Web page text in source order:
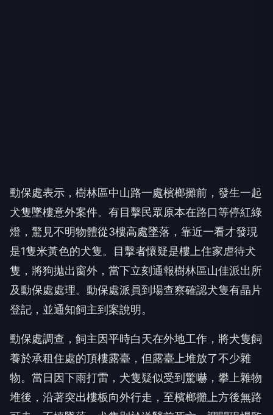
動保處表示，樹林區中山路一處檳榔攤前，發生一起
犬隻墜樓意外案件。有目擊民眾原本在路口等停紅綠
燈，驚見不明物體從3樓高處墜落，靠近一看才發現
是1隻米黃色的犬隻。目擊者懷疑是樓上住家虐待犬
隻，將狗拋出窗外，當下立刻通報樹林區山佳派出所
及動保處處理。動保處派員到場查察確認犬隻有晶片
登記，並通知飼主到案說明。
動保處調查，飼主因平時白天在外地工作，將犬隻飼
養於承租住處的頂樓露臺，但露臺上堆放了不少雜
物。當日因下雨打雷，犬隻疑似受到驚嚇，攀上雜物
堆後，沿著突出樓板向外行走，至檳榔攤上方後無路